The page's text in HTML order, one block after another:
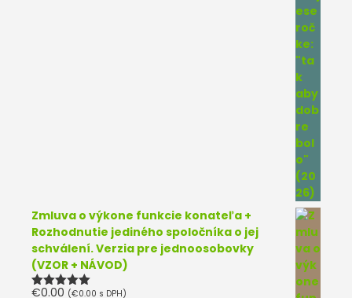
Zmluva o výkone funkcie konateľa +
Rozhodnutie jediného spoločníka o jej
schválení. Verzia pre jednoosobovky
(VZOR + NÁVOD)
Hodnotenie
€0.00 (€0.00 s DPH)